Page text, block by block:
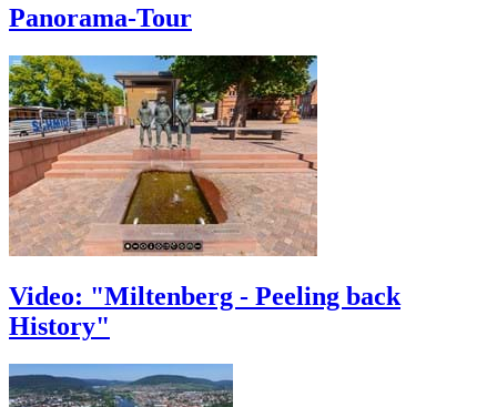
Panorama-Tour
Video: "Miltenberg - Peeling back
History"